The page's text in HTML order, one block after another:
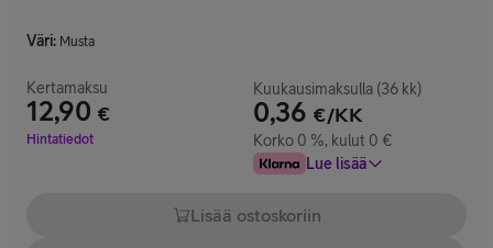
Väri: Musta
Kertamaksu
12,90 €
Hinta 12,90 €
Hintatiedot
Kuukausimaksulla (36 kk)
0,36 €/KK
Korko 0 %, kulut 0 €
Lue lisää
Lisää ostoskoriin